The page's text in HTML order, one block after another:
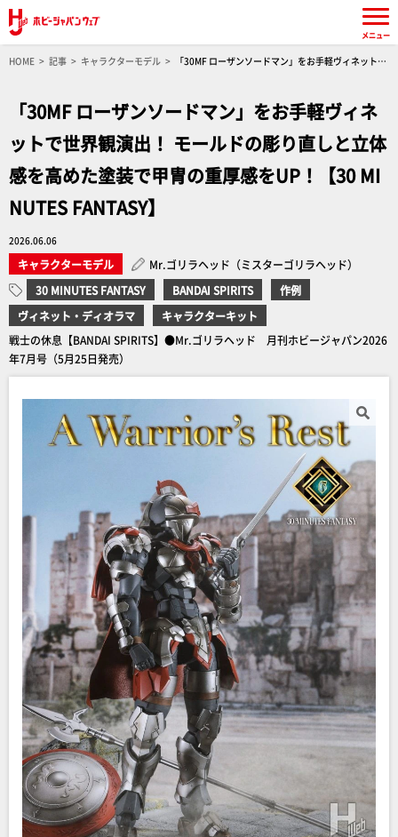
HOME 記事 キャラクターモデル
「30MF ローザンソードマン」をお手軽ヴィネットで
「30MF ローザンソードマン」をお手軽ヴィネ
ットで世界観演出！ モールドの彫り直しと立体
感を高めた塗装で甲冑の重厚感をUP！【30 MI
NUTES FANTASY】
2026.06.06
キャラクターモデル
Mr.ゴリラヘッド（ミスターゴリラヘッド）
30 MINUTES FANTASY
BANDAI SPIRITS
作例
ヴィネット・ディオラマ
キャラクターキット
戦士の休息【BANDAI SPIRITS】●Mr.ゴリラヘッド 月刊ホビージャパン2026
年7月号（5月25日発売）
メニュー